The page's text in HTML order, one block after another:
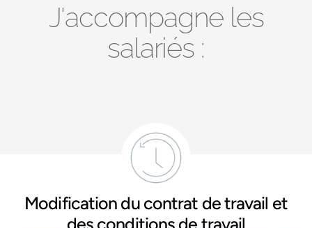
J'accompagne les
salariés :
Modification du contrat de travail et
des conditions de travail